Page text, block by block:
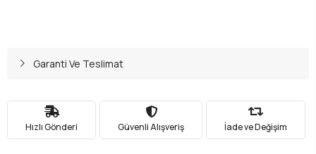
Garanti Ve Teslimat
Hızlı Gönderi Güvenli Alışveriş İade ve Değişim